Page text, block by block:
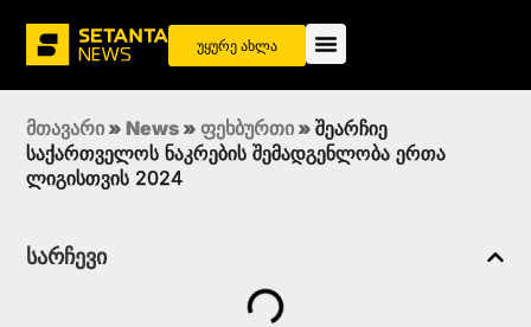
უყურე ახლა
მთავარი » News » ფეხბურთი » შეარჩიე
საქართველოს ნაკრების შემადგენლობა ერთა
ლიგისთვის 2024
სარჩევი